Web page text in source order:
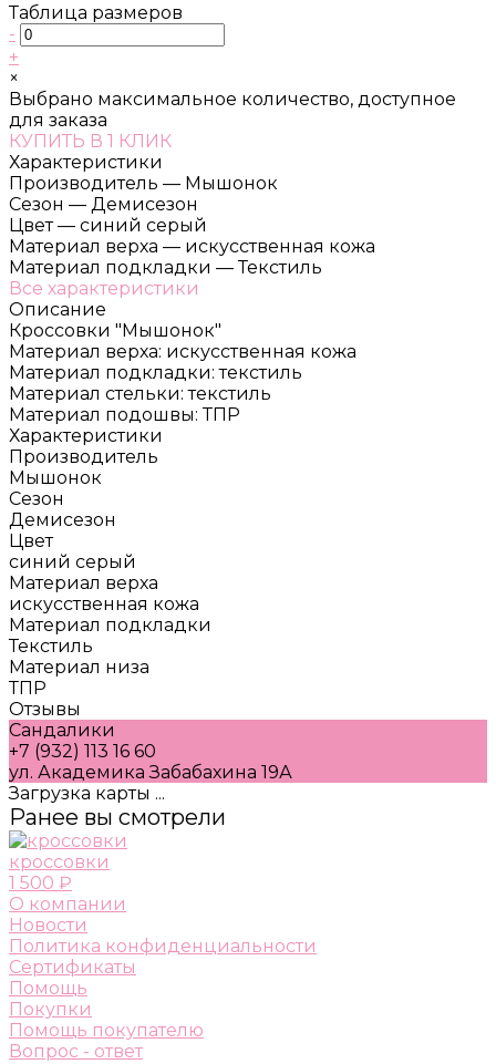
Таблица размеров
-
+
×
Выбрано максимальное количество, доступное
для заказа
КУПИТЬ В 1 КЛИК
Характеристики
Производитель — Мышонок
Сезон — Демисезон
Цвет — синий серый
Материал верха — искусственная кожа
Материал подкладки — Текстиль
Все характеристики
Описание
Кроссовки "Мышонок"
Материал верха: искусственная кожа
Материал подкладки: текстиль
Материал стельки: текстиль
Материал подошвы: ТПР
Характеристики
Производитель
Мышонок
Сезон
Демисезон
Цвет
синий серый
Материал верха
искусственная кожа
Материал подкладки
Текстиль
Материал низа
ТПР
Отзывы
Сандалики
+7 (932) 113 16 60
ул. Академика Забабахина 19А
Загрузка карты ...
Ранее вы смотрели
кроссовки
1 500 ₽
О компании
Новости
Политика конфиденциальности
Сертификаты
Помощь
Покупки
Помощь покупателю
Вопрос - ответ